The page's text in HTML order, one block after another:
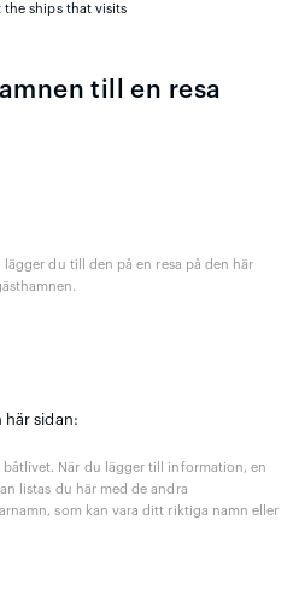
the ships that visits
till en resa
lägger du till den på en resa på den här
här sidan:
båtlivet. När du lägger till information, en
listas du här med de andra
som kan vara ditt riktiga namn eller